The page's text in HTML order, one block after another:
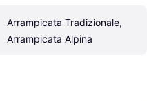
Arrampicata Tradizionale,
Arrampicata Alpina